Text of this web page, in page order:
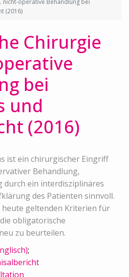
(2016)
Chirurgie
bei
und
(2016)
ist ein chirurgischer Eingriff
Behandlung,
durch ein interdisziplinäres
des Patienten sinnvoll.
heute geltenden Kriterien für
obligatorische
zu beurteilen.
;